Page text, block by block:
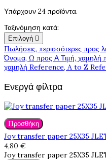
Υπάρχουν 24 προϊόντα.
Ταξινόμηση κατά:
Επιλογή 
Πωλήσεις, περισσότερες προς
Όνομα, Ω προς ΑΤιμή, χαμηλή
χαμηλή Reference, A to Z
Ενεργά φίλτρα
Προσθήκη
Joy transfer paper 25X35
4,80 €
Joy transfer paper 25X35